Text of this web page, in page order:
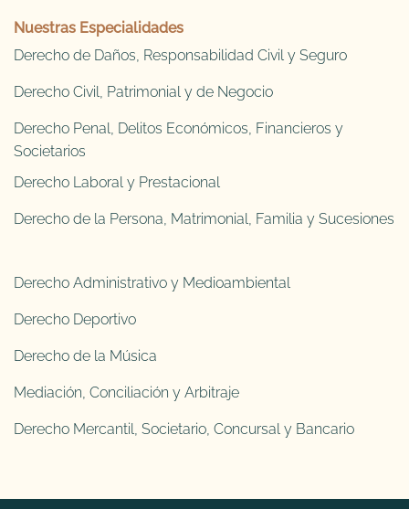
Nuestras Especialidades
Derecho de Daños, Responsabilidad Civil y Seguro
Derecho Civil, Patrimonial y de Negocio
Derecho Penal, Delitos Económicos, Financieros y
Societarios
Derecho Laboral y Prestacional
Derecho de la Persona, Matrimonial, Familia y Sucesiones
Derecho Administrativo y Medioambiental
Derecho Deportivo
Derecho de la Música
Mediación, Conciliación y Arbitraje
Derecho Mercantil, Societario, Concursal y Bancario